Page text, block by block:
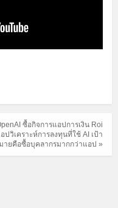
ซื้อกิจการแอปการเงิน Roi
ปวิเคราะห์การลงทุนที่ใช้ AI เป้า
ายคือซื้อบุคลากรมากกว่าแอป »